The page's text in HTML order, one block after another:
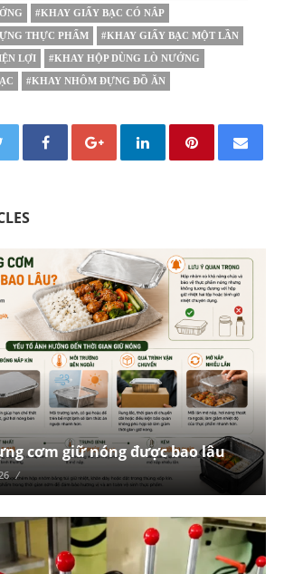
#KHAY GIẤY BẠC CÓ NẮP
THỰC PHẨM #KHAY GIẤY BẠC MỘT LẦN
LỢI #KHAY HỘP DÙNG LÒ NƯỚNG
#KHAY NHÔM ĐỰNG ĐỒ ĂN
cơm giữ nóng được bao lâu